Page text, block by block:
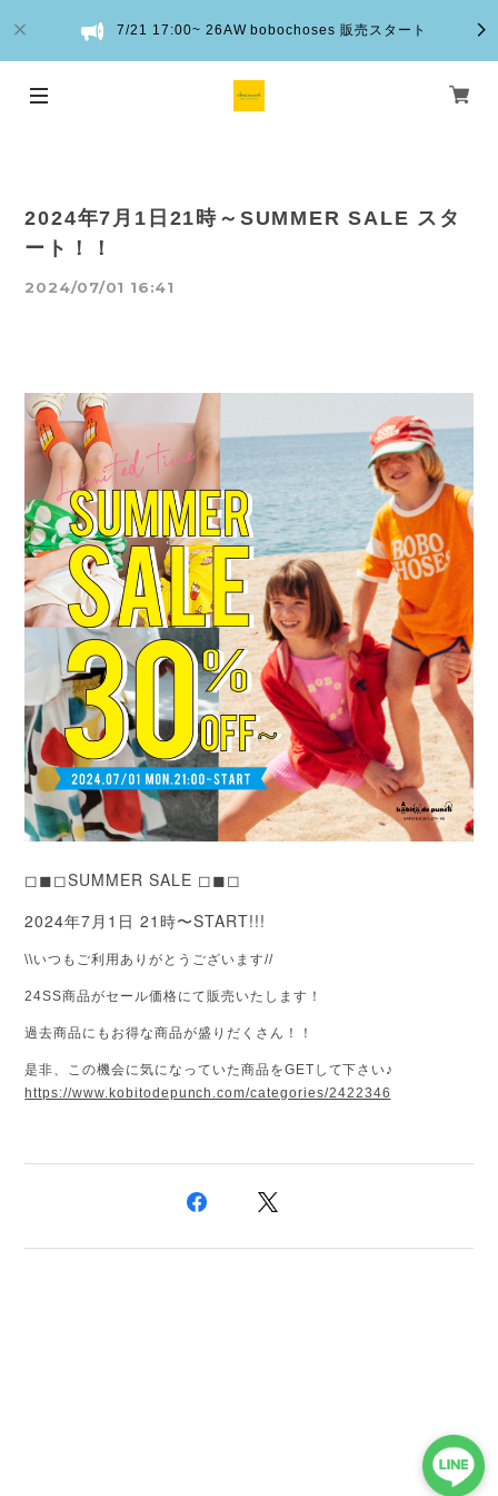
7/21 17:00~ 26AW bobochoses 販売スタート
2024年7月1日21時～SUMMER SALE スタ
ート！！
2024/07/01 16:41
◻︎◼︎◻︎SUMMER SALE ◻︎◼︎◻︎
2024年7月1日 21時〜START!!!
\\いつもご利用ありがとうございます//
24SS商品がセール価格にて販売いたします！
過去商品にもお得な商品が盛りだくさん！！
是非、この機会に気になっていた商品をGETして下さい♪
https://www.kobitodepunch.com/categories/2422346